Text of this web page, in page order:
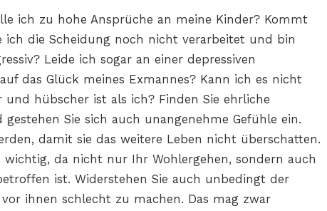
ich zu hohe Ansprüche an meine Kinder? Kommt
ich die Scheidung noch nicht verarbeitet und bin
Leide ich sogar an einer depressiven
das Glück meines Exmannes? Kann ich es nicht
und hübscher ist als ich? Finden Sie ehrliche
Sie sich auch unangenehme Gefühle ein.
damit sie das weitere Leben nicht überschatten.
wichtig, da nicht nur Ihr Wohlergehen, sondern auch
ist. Widerstehen Sie auch unbedingt der
ihnen schlecht zu machen. Das mag zwar